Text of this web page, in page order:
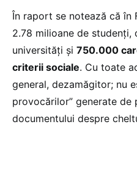
În raport se notează că în
2.78 milioane de studenți,
universități și 750.000
criterii sociale. Cu toate
general, dezamăgitor; nu
provocărilor” generate de
documentului despre